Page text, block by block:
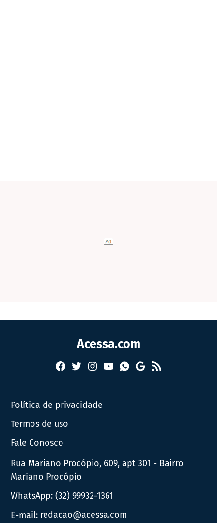
Acessa.com
Facebook
TwitterInstagram
YouTubeWhatsapp
Google
News
RSS
Política de privacidade
Termos de uso
Fale Conosco
Rua Mariano Procópio, 609, apt 301 - Bairro
Mariano Procópio
WhatsApp:(32) 99932-1361
E-mail: redacao@acessa.com